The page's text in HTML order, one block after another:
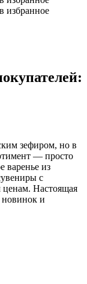
избранное
зефиром, но в
— просто
варенье из
с
ценам. Настоящая
новинок и